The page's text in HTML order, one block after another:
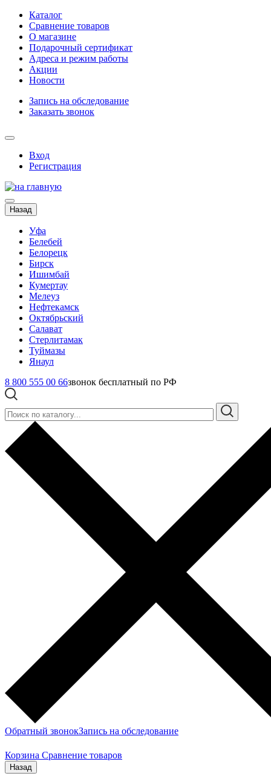
Каталог
Сравнение товаров
О магазине
Подарочный сертификат
Адреса и режим работы
Акции
Новости
Запись на обследование
Заказать звонок
Вход
Регистрация
Назад
Уфа
Белебей
Белорецк
Бирск
Ишимбай
Кумертау
Мелеуз
Нефтекамск
Октябрьский
Салават
Стерлитамак
Туймазы
Янаул
8 800 555 00 66звонок бесплатный по РФ
Обратный звонокЗапись на обследование
Корзина Сравнение товаров
Назад